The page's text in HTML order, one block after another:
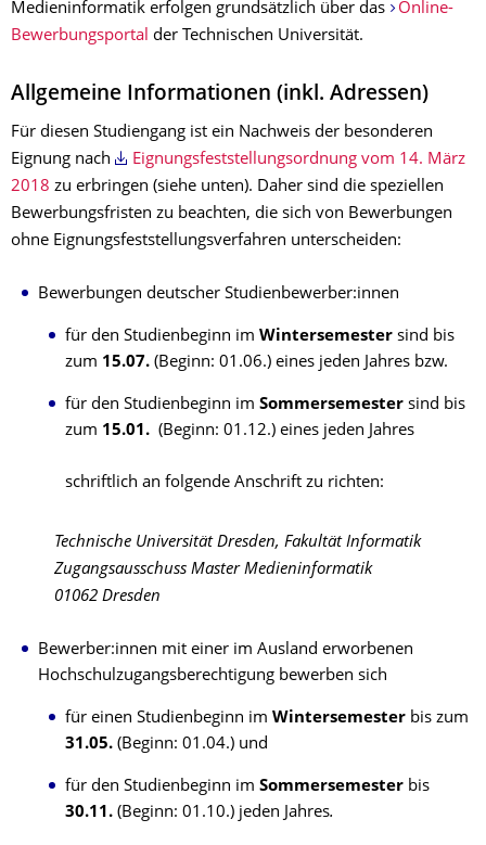
Medieninformatik erfolgen grundsätzlich über das
Online-
Bewerbungsportal der Technischen Universität.
Allgemeine Informationen (inkl. Adressen)
Für diesen Studiengang ist ein Nachweis der besonderen
Eignung nach
Eignungsfeststellungsordnung vom 14. März
2018 zu erbringen (siehe unten). Daher sind die speziellen
Bewerbungsfristen zu beachten, die sich von Bewerbungen
ohne Eignungsfeststellungsverfahren unterscheiden:
Bewerbungen deutscher Studienbewerber:innen
für den Studienbeginn im Wintersemester sind bis
zum 15.07. (Beginn: 01.06.) eines jeden Jahres bzw.
für den Studienbeginn im Sommersemester sind bis
zum 15.01. (Beginn: 01.12.) eines jeden Jahres
schriftlich an folgende Anschrift zu richten:
Technische Universität Dresden, Fakultät Informatik
Zugangsausschuss Master Medieninformatik
01062 Dresden
Bewerber:innen mit einer im Ausland erworbenen
Hochschulzugangsberechtigung bewerben sich
für einen Studienbeginn im Wintersemester bis zum
31.05. (Beginn: 01.04.) und
für den Studienbeginn im Sommersemester bis
30.11. (Beginn: 01.10.) jeden Jahres.